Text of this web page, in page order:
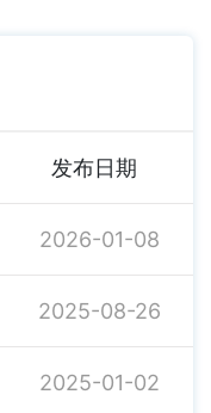
发布日期
2026-01-08
2025-08-26
2025-01-02